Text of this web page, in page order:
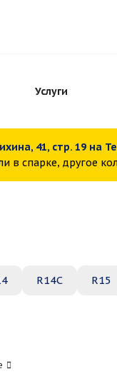
Услуги
41, стр. 19 на
в спарке, другое
R14C R15